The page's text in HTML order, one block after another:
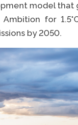
model
for
by 2050.